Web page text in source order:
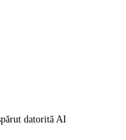
datorită AI